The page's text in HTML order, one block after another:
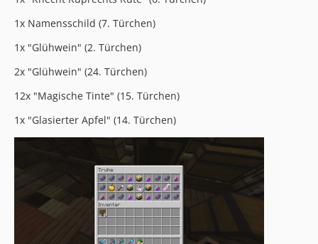
1x Namensschild (7. Türchen)
1x "Glühwein" (2. Türchen)
2x "Glühwein" (24. Türchen)
12x "Magische Tinte" (15. Türchen)
1x "Glasierter Apfel" (14. Türchen)